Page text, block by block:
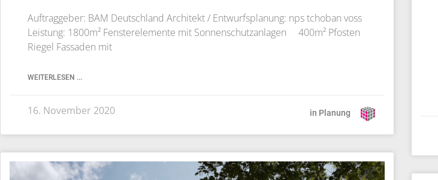
in Planung
Auftraggeber: BAM Deutschland Architekt / Entwurfsplanung: nps tchoban voss
Leistung: 1800m² Fensterelemente mit Sonnenschutzanlagen 400m² Pfosten
Riegel Fassaden mit
WEITERLESEN ...
16. November 2020